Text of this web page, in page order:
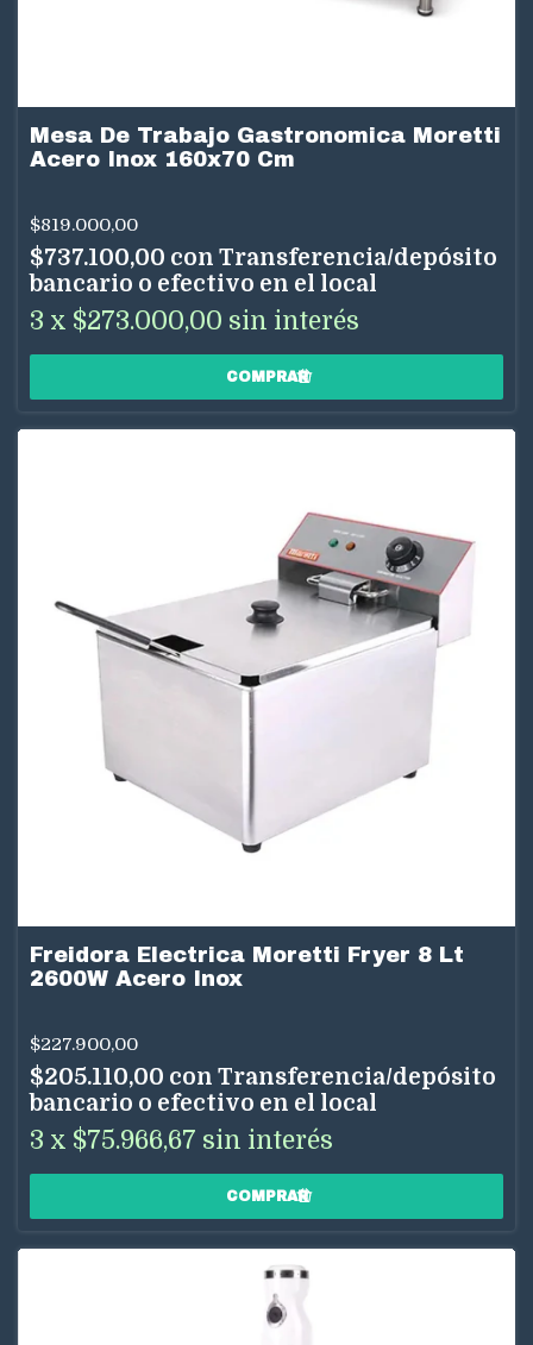
Mesa De Trabajo Gastronomica Moretti
Acero Inox 160x70 Cm
$819.000,00
$737.100,00 con Transferencia/depósito
bancario o efectivo en el local
3 x $273.000,00 sin interés
Freidora Electrica Moretti Fryer 8 Lt
2600W Acero Inox
$227.900,00
$205.110,00 con Transferencia/depósito
bancario o efectivo en el local
3 x $75.966,67 sin interés